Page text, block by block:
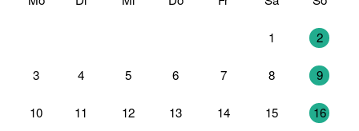
1 2
3 4 5 6 7 8 9
10 11 12 13 14 15 16